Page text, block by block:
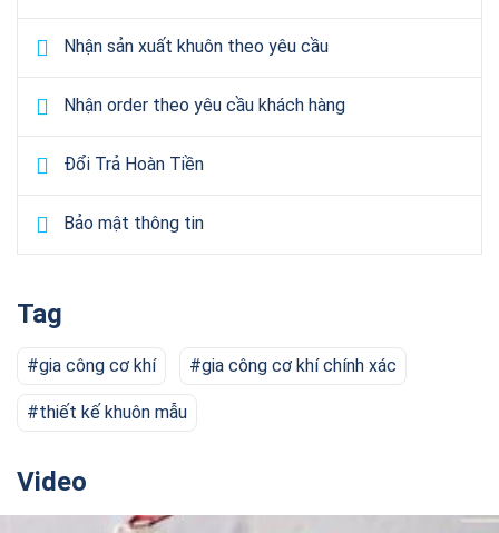
Nhận sản xuất khuôn theo yêu cầu
Nhận order theo yêu cầu khách hàng
Đổi Trả Hoàn Tiền
Bảo mật thông tin
Tag
gia công cơ khí gia công cơ khí chính xác
thiết kế khuôn mẫu
Video